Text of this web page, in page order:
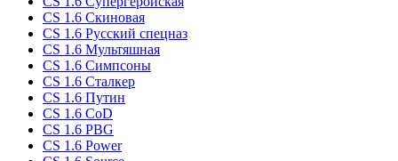
CS 1.6 Скиновая
CS 1.6 Русский спецназ
CS 1.6 Мультяшная
CS 1.6 Симпсоны
CS 1.6 Сталкер
CS 1.6 Путин
CS 1.6 CoD
CS 1.6 PBG
CS 1.6 Power